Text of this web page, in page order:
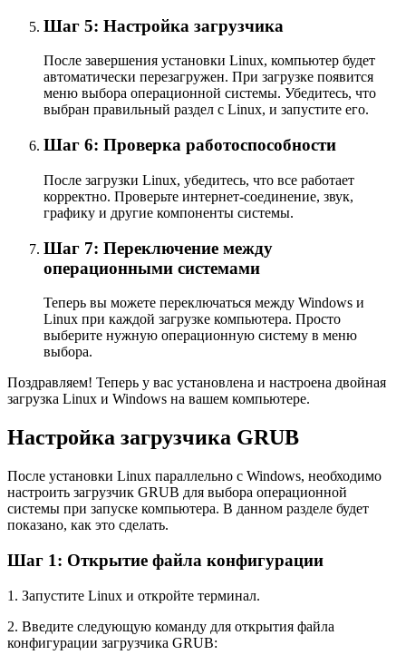
Шаг 5: Настройка загрузчика
После завершения установки Linux, компьютер будет
автоматически перезагружен. При загрузке появится
меню выбора операционной системы. Убедитесь, что
выбран правильный раздел с Linux, и запустите его.
Шаг 6: Проверка работоспособности
После загрузки Linux, убедитесь, что все работает
корректно. Проверьте интернет-соединение, звук,
графику и другие компоненты системы.
Шаг 7: Переключение между
операционными системами
Теперь вы можете переключаться между Windows и
Linux при каждой загрузке компьютера. Просто
выберите нужную операционную систему в меню
выбора.
Поздравляем! Теперь у вас установлена и настроена двойная
загрузка Linux и Windows на вашем компьютере.
Настройка загрузчика GRUB
После установки Linux параллельно с Windows, необходимо
настроить загрузчик GRUB для выбора операционной
системы при запуске компьютера. В данном разделе будет
показано, как это сделать.
Шаг 1: Открытие файла конфигурации
1. Запустите Linux и откройте терминал.
2. Введите следующую команду для открытия файла
конфигурации загрузчика GRUB: